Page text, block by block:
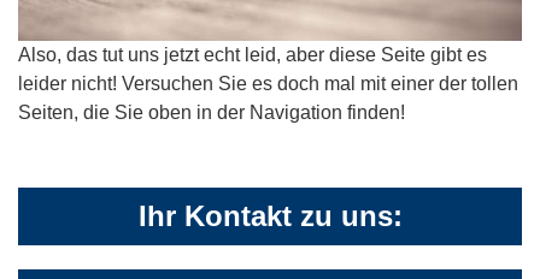
Also, das tut uns jetzt echt leid, aber diese Seite gibt es
leider nicht! Versuchen Sie es doch mal mit einer der tollen
Seiten, die Sie oben in der Navigation finden!
Ihr Kontakt zu uns: